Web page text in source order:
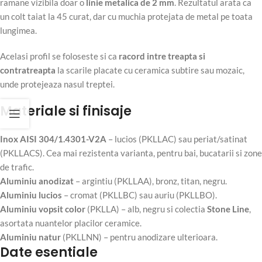
ramane vizibila doar o linie metalica de 2 mm. Rezultatul arata ca
un colt taiat la 45 curat, dar cu muchia protejata de metal pe toata
lungimea.
Acelasi profil se foloseste si ca racord intre treapta si
contratreapta la scarile placate cu ceramica subtire sau mozaic,
unde protejeaza nasul treptei.
Materiale si finisaje
Inox AISI 304/1.4301-V2A – lucios (PKLLAC) sau periat/satinat
(PKLLACS). Cea mai rezistenta varianta, pentru bai, bucatarii si zone
de trafic.
Aluminiu anodizat – argintiu (PKLLAA), bronz, titan, negru.
Aluminiu lucios – cromat (PKLLBC) sau auriu (PKLLBO).
Aluminiu vopsit color (PKLLA) – alb, negru si colectia Stone Line,
asortata nuantelor placilor ceramice.
Aluminiu natur (PKLLNN) – pentru anodizare ulterioara.
Date esentiale